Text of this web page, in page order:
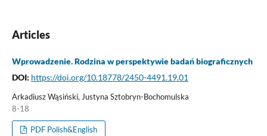
Articles
Wprowadzenie. Rodzina w perspektywie badań biograficznych
DOI: https://doi.org/10.18778/2450-4491.19.01
Arkadiusz Wąsiński, Justyna Sztobryn-Bochomulska
8-18
PDF Polish&English